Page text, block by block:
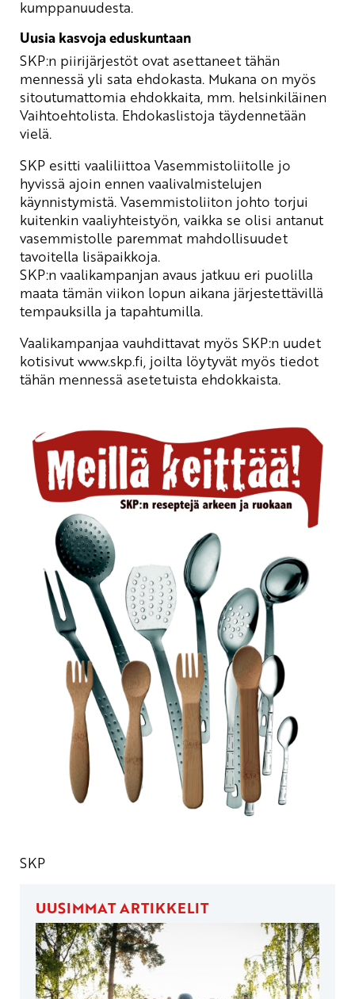
kumppanuudesta.
Uusia kasvoja eduskuntaan
SKP:n piirijärjestöt ovat asettaneet tähän
mennessä yli sata ehdokasta. Mukana on myös
sitoutumattomia ehdokkaita, mm. helsinkiläinen
Vaihtoehtolista. Ehdokaslistoja täydennetään
vielä.
SKP esitti vaaliliittoa Vasemmistoliitolle jo
hyvissä ajoin ennen vaalivalmistelujen
käynnistymistä. Vasemmistoliiton johto torjui
kuitenkin vaaliyhteistyön, vaikka se olisi antanut
vasemmistolle paremmat mahdollisuudet
tavoitella lisäpaikkoja.
SKP:n vaalikampanjan avaus jatkuu eri puolilla
maata tämän viikon lopun aikana järjestettävillä
tempauksilla ja tapahtumilla.
Vaalikampanjaa vauhdittavat myös SKP:n uudet
kotisivut www.skp.fi, joilta löytyvät myös tiedot
tähän mennessä asetetuista ehdokkaista.
SKP
UUSIMMAT ARTIKKELIT